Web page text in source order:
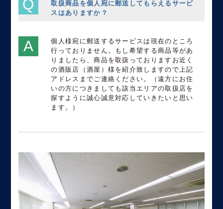
取扱商品を個人宛に郵送してもらえるサービ
スはありますか？
個人様宛に郵送するサービスは現在のところ
行っておりません。もし希望する商品等があ
りましたら、商品を取扱っておりますお近く
の酒販店（酒屋）様を紹介致しますので上記
アドレスまでご連絡ください。（遠方にお住
いの方につきましても該当エリアの取扱店を
探すように誠心誠意対応していきたいと思い
ます。）